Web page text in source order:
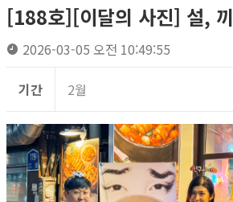
[188호][이달의 사진] 설, 끼
2026-03-05 오전 10:49:55
기간 2월